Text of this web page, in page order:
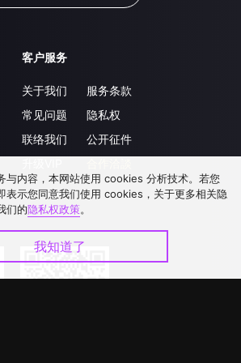
客户服务
关于我们
常见问题
联络我们
服务条款
隐私权
公开征件
与内容，本网站使用 cookies 分析技术。若您
表示您同意我们使用 cookies，关于更多相关隐
们的隐私权政策。
我知道了